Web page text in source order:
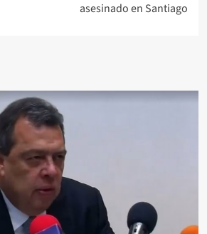
asesinado en Santiago